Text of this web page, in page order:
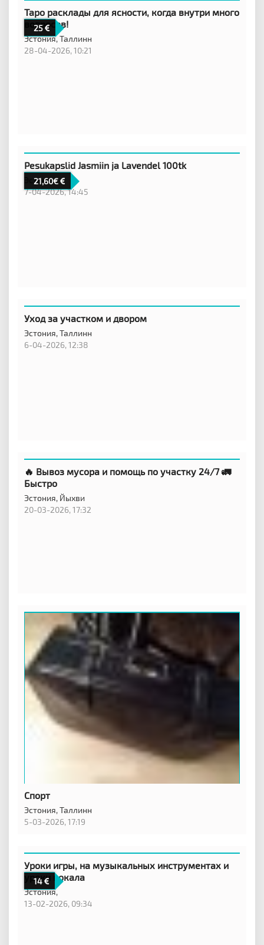
25
Таро расклады для ясности, когда внутри много
вопросов!
Эстония,Таллинн
28-04-2026, 10:21
21,60€
Pesukapslid Jasmiin ja Lavendel 100tk
Эстония,
7-04-2026, 14:45
Уход за участком и двором
Эстония,Таллинн
6-04-2026, 12:38
🔥 Вывоз мусора и помощь по участку 24/7 🚛
Быстро
Эстония, Йыхви
20-03-2026, 17:32
Спорт
Эстония,Таллинн
5-03-2026, 17:19
14
Уроки игры, на музыкальных инструментах и
уроки вокала
Эстония,
13-02-2026, 09:34